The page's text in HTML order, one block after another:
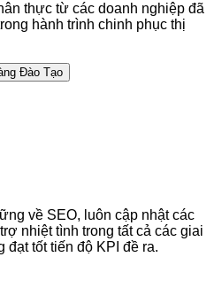
thực từ các doanh nghiệp đã
hành trình chinh phục thị
Đào Tạo
về SEO, luôn cập nhật các
nhiệt tình trong tất cả các giai
tốt tiến độ KPI đề ra.